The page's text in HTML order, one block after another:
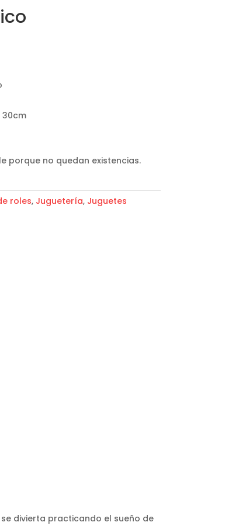
30cm
porque no quedan existencias.
roles, Juguetería, Juguetes
divierta practicando el sueño de